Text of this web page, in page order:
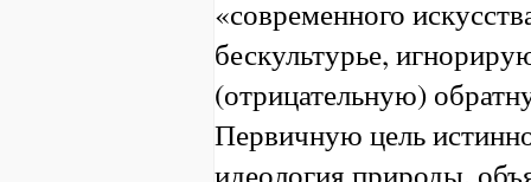
«современного
бескультурье,
(отрицательную)
Первичную цель
идеология природы,